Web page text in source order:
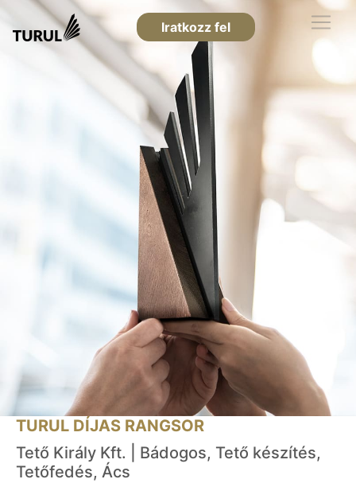
Iratkozz fel
TURUL DÍJAS RANGSOR
Tető Király Kft. | Bádogos, Tető készítés,
Tetőfedés, Ács